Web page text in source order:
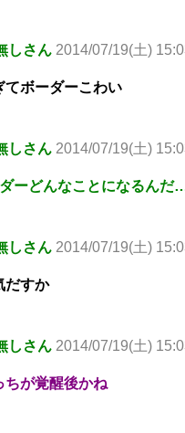
しさん 2014/07/19(土)
てボーダーこわい
しさん 2014/07/19(土)
ーどんなことになるんだ
しさん 2014/07/19(土)
だすか
しさん 2014/07/19(土)
ちが覚醒後かね